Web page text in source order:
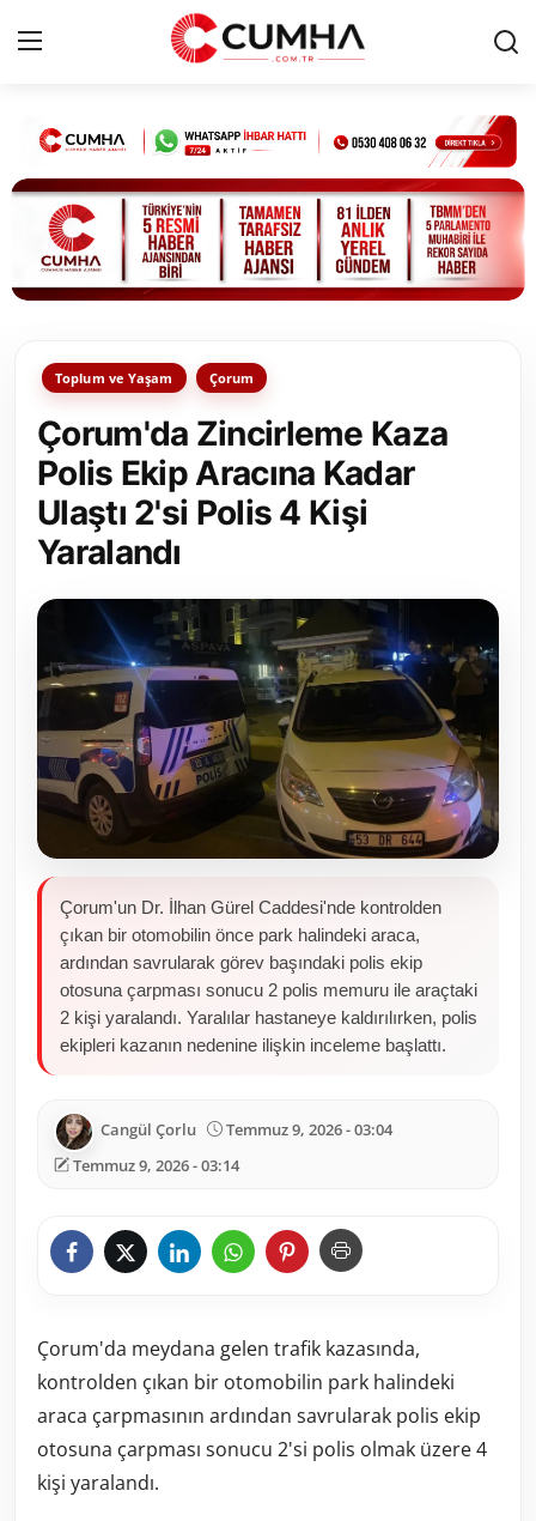
Kurumsal
Cumhurbaşkanlığı
Bakanlıklar
Siyasi Partiler
Yerel Yönetimler
Mülki İdare
Toplum ve Yaşam
Sivil Toplum Kuruluşları
Kamu Kurumları ve Üst Kurullar
Resmi Reklamlar
Toplum ve Yaşam Çorum
Çorum'da Zincirleme Kaza
Polis Ekip Aracına Kadar
Ulaştı 2'si Polis 4 Kişi
Yaralandı
Çorum'un Dr. İlhan Gürel Caddesi'nde kontrolden
çıkan bir otomobilin önce park halindeki araca,
ardından savrularak görev başındaki polis ekip
otosuna çarpması sonucu 2 polis memuru ile araçtaki
2 kişi yaralandı. Yaralılar hastaneye kaldırılırken, polis
ekipleri kazanın nedenine ilişkin inceleme başlattı.
Cangül Çorlu
Temmuz 9, 2026 - 03:04
Temmuz 9, 2026 - 03:14
Çorum'da meydana gelen trafik kazasında,
kontrolden çıkan bir otomobilin park halindeki
araca çarpmasının ardından savrularak polis ekip
otosuna çarpması sonucu 2'si polis olmak üzere 4
kişi yaralandı.